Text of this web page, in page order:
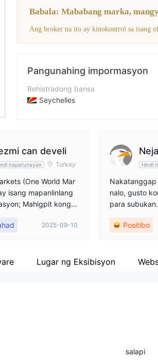
Babala: Mababang marka,
Pangunahing impormasyon
Rehistradong bansa
Seychelles
Kumpanya
One World Markets LTD
can develi
napatunayan Turkey
(One World Mar
isang mapanlinlang
Mahigpit kong i
ang karamihan sa
5 account. Noon
2025-09-10
Hindi
nalo, gusto
para
simple rin
Positibo
Lugar ng Eksibisyon
salapi